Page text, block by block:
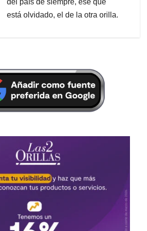
está olvidado, el de la otra orilla.